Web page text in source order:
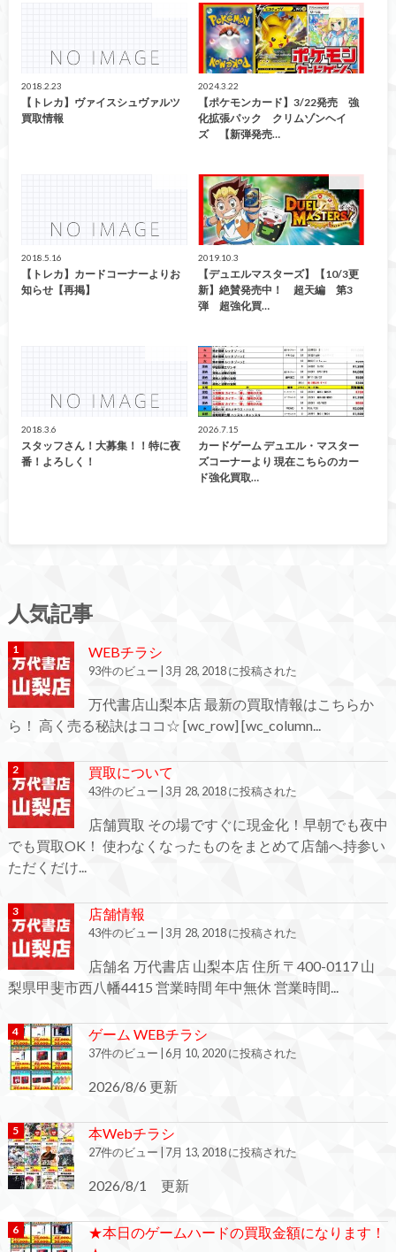
2018.2.23
【トレカ】ヴァイスシュヴァルツ
買取情報
2024.3.22
【ポケモンカード】3/22発売 強
化拡張パック クリムゾンヘイ
ズ 【新弾発売…
2018.5.16
【トレカ】カードコーナーよりお
知らせ【再掲】
2019.10.3
【デュエルマスターズ】【10/3更
新】絶賛発売中！ 超天編 第3
弾 超強化買…
2018.3.6
スタッフさん！大募集！！特に夜
番！よろしく！
2026.7.15
カードゲーム デュエル・マスター
ズコーナーより 現在こちらのカー
ド強化買取…
人気記事
WEBチラシ
93件のビュー 3月 28, 2018 に投稿された
万代書店山梨本店 最新の買取情報はこちらか
ら！ 高く売る秘訣はココ☆ [wc_row] [wc_column...
買取について
43件のビュー 3月 28, 2018 に投稿された
店舗買取 その場ですぐに現金化！早朝でも夜中
でも買取OK！ 使わなくなったものをまとめて店舗へ持参い
ただくだけ...
店舗情報
43件のビュー 3月 28, 2018 に投稿された
店舗名 万代書店 山梨本店 住所 〒400-0117 山
梨県甲斐市西八幡4415 営業時間 年中無休 営業時間...
ゲーム WEBチラシ
37件のビュー 6月 10, 2020 に投稿された
2026/8/6 更新
本Webチラシ
27件のビュー 7月 13, 2018 に投稿された
2026/8/1 更新
★本日のゲームハードの買取金額になります！